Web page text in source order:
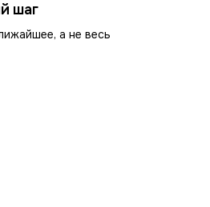
шаг
а не весь